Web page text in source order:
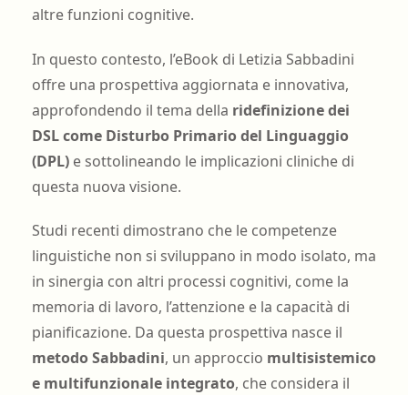
altre funzioni cognitive.
In questo contesto, l’eBook di Letizia Sabbadini
offre una prospettiva aggiornata e innovativa,
approfondendo il tema della ridefinizione dei
DSL come Disturbo Primario del Linguaggio
(DPL)e sottolineando le implicazioni cliniche di
questa nuova visione.
Studi recenti dimostrano che le competenze
linguistiche non si sviluppano in modo isolato, ma
in sinergia con altri processi cognitivi, come la
memoria di lavoro, l’attenzione e la capacità di
pianificazione. Da questa prospettiva nasce il
metodo Sabbadini, un approccio multisistemico
e multifunzionale integrato, che considera il